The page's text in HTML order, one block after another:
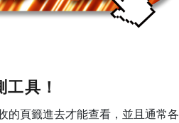
具！
的頁籤進去才能查看，並且通常各